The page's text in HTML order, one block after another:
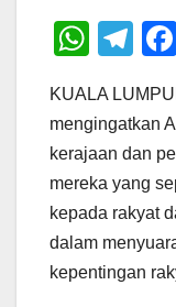
W
at
s
A
p
p
T
e
gr
a
m
KUALA
mengingatkan
kerajaan dan
mereka yang
kepada rakyat
dalam
kepentingan